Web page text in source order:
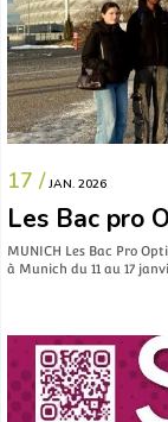
17 / JAN. 2026
Les Bac pro
MUNICH Les Bac Pro
à Munich du 11 au 17